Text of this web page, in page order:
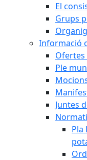
El
Grups
Informació
Ofertes
Ple
Juntes
Pla